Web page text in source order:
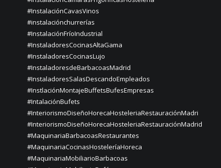
#InstalaciónCavasVinos
#instalaciónchurrerías
#InstalaciónFríoIndustrial
#InstaladoresCocinasAltaGama
#InstaladoresCocinasLujo
#InstaladoresdeBarbacoasMadrid
#InstaladoresSalasDescandoEmpleados
#InstlaciónMontajeBuffetsBufesEmpresas
#IntalaciónBufets
#InteriorismoDiseñoHorecaHosteleriaRestauraciónMadri
#InteriorismoDiseñoHorecaHosteleriaRestauraciónMadrid
#MaquinariaBarbacoasRestaurantes
#MaquinariaCocinasHosteleríaHoreca
#MaquinariaMobiliarioBarbacoas